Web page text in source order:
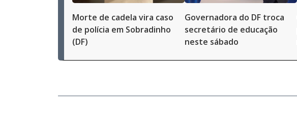
Morte de cadela vira caso
de polícia em Sobradinho
(DF)
Governadora do DF troca
secretário de educação
neste sábado